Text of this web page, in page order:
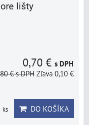
lišty
0,70 € s DPH
€s DPH Zľava 0,10 €
ks DO KOŠÍKA